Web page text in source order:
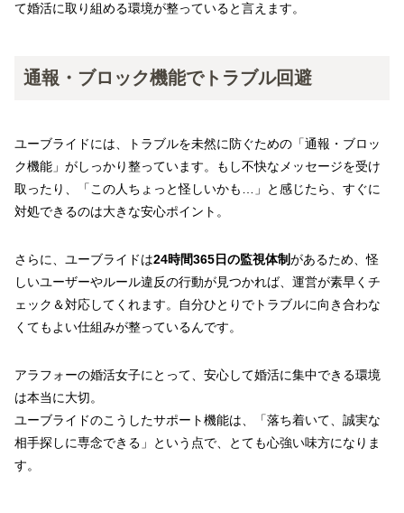
て婚活に取り組める環境が整っていると言えます。
通報・ブロック機能でトラブル回避
ユーブライドには、トラブルを未然に防ぐための「通報・ブロッ
ク機能」がしっかり整っています。もし不快なメッセージを受け
取ったり、「この人ちょっと怪しいかも…」と感じたら、すぐに
対処できるのは大きな安心ポイント。
さらに、ユーブライドは24時間365日の監視体制があるため、怪
しいユーザーやルール違反の行動が見つかれば、運営が素早くチ
ェック＆対応してくれます。自分ひとりでトラブルに向き合わな
くてもよい仕組みが整っているんです。
アラフォーの婚活女子にとって、安心して婚活に集中できる環境
は本当に大切。
ユーブライドのこうしたサポート機能は、「落ち着いて、誠実な
相手探しに専念できる」という点で、とても心強い味方になりま
す。